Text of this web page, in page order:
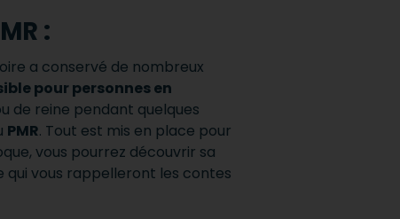
:
a conservé de nombreux
pour personnes en
de reine pendant quelques
PMR. Tout est mis en place pour
vous pourrez découvrir sa
qui vous rappelleront les contes